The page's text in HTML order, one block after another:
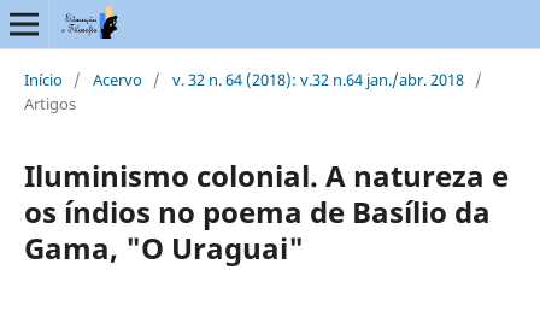
Início / Acervo / v. 32 n. 64 (2018): v.32 n.64 jan./abr. 2018 /
Artigos
Iluminismo colonial. A natureza e
os índios no poema de Basílio da
Gama, "O Uraguai"